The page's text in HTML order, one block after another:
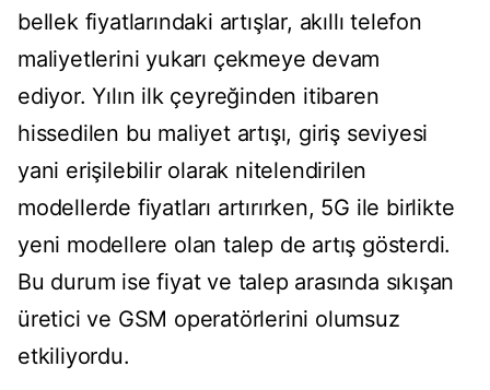
bellek fiyatlarındaki artışlar, akıllı telefon
maliyetlerini yukarı çekmeye devam
ediyor. Yılın ilk çeyreğinden itibaren
hissedilen bu maliyet artışı, giriş seviyesi
yani erişilebilir olarak nitelendirilen
modellerde fiyatları artırırken, 5G ile birlikte
yeni modellere olan talep de artış gösterdi.
Bu durum ise fiyat ve talep arasında sıkışan
üretici ve GSM operatörlerini olumsuz
etkiliyordu.